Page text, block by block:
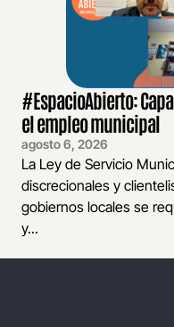
#EspacioAbierto:
el empleo municipal
agosto 6, 2026
La Ley de Servicio
discrecionales y
gobiernos locales se
y...